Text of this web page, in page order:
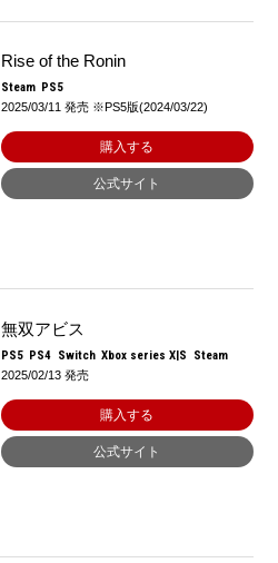
Rise of the Ronin
Steam PS5
2025/03/11 発売 ※PS5版(2024/03/22)
購入する
公式サイト
無双アビス
PS5 PS4 Switch Xbox series X|S Steam
2025/02/13 発売
購入する
公式サイト